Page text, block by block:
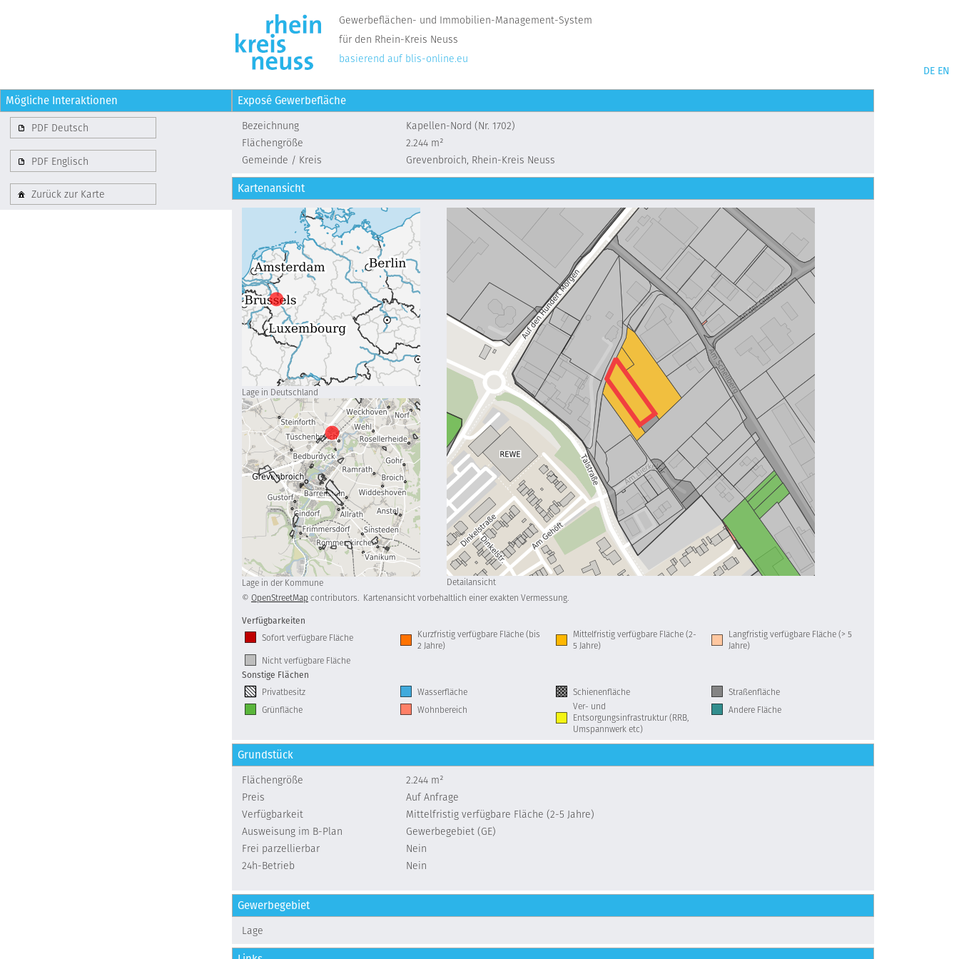
Gewerbeflächen- und Immobilien-Management-System
für den Rhein-Kreis Neuss
basierend auf blis-online.eu
DE EN
Mögliche Interaktionen
PDF Deutsch
PDF Englisch
Zurück zur Karte
Exposé Gewerbefläche
Bezeichnung
Kapellen-Nord (Nr. 1702)
Flächengröße
2.244 m²
Gemeinde / Kreis
Grevenbroich, Rhein-Kreis Neuss
Kartenansicht
Lage in Deutschland
Lage in der Kommune
Detailansicht
© OpenStreetMapcontributors. Kartenansicht vorbehaltlich einer exakten Vermessung.
Verfügbarkeiten
Sofort verfügbare Fläche
Kurzfristig verfügbare Fläche (bis
2 Jahre)
Mittelfristig verfügbare Fläche (2-
5 Jahre)
Langfristig verfügbare Fläche (> 5
Jahre)
Nicht verfügbare Fläche
Sonstige Flächen
Privatbesitz
Wasserfläche Schienenfläche
Straßenfläche
Grünfläche
Wohnbereich
Ver- und
Entsorgungsinfrastruktur (RRB,
Umspannwerk etc)
Andere Fläche
Grundstück
Flächengröße
2.244 m²
Preis
Auf Anfrage
Verfügbarkeit
Mittelfristig verfügbare Fläche (2-5 Jahre)
Ausweisung im B-Plan
Gewerbegebiet (GE)
Frei parzellierbar
Nein
24h-Betrieb
Nein
Gewerbegebiet
Lage